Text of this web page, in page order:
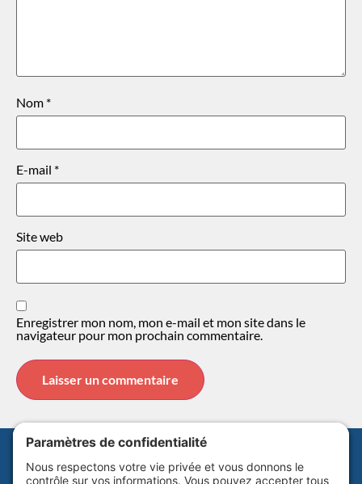
Nom *
E-mail *
Site web
Enregistrer mon nom, mon e-mail et mon site dans le
navigateur pour mon prochain commentaire.